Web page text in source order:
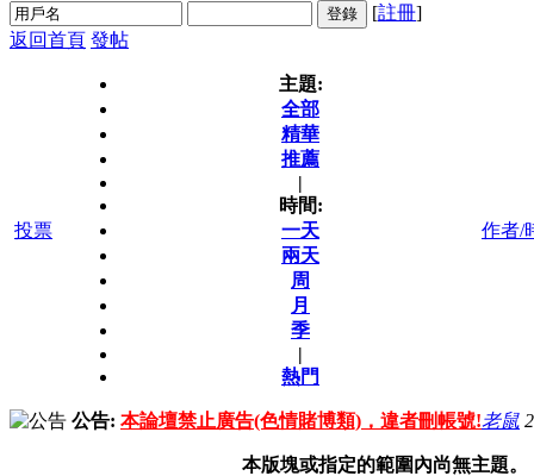
登錄 [註冊]
返回首頁 發帖
投票
主題:
全部
精華
推薦
|
時間:
一天
兩天
周
月
季
|
熱門
作者/
公告: 本論壇禁止廣告(色情賭博類)，違者刪帳號!老鼠
本版塊或指定的範圍內尚無主題。